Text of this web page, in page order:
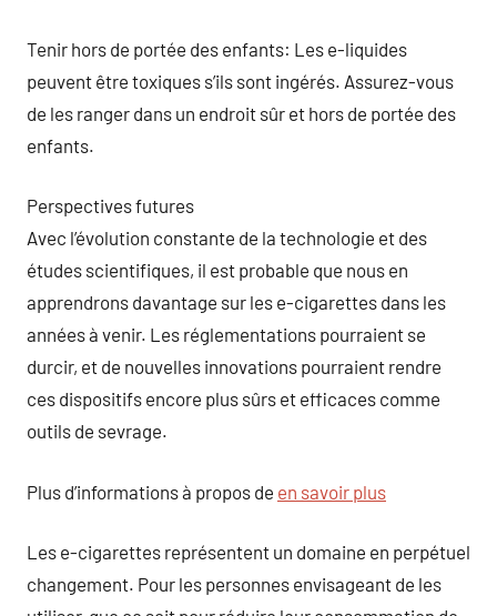
Tenir hors de portée des enfants: Les e-liquides
peuvent être toxiques s’ils sont ingérés. Assurez-vous
de les ranger dans un endroit sûr et hors de portée des
enfants.
Perspectives futures
Avec l’évolution constante de la technologie et des
études scientifiques, il est probable que nous en
apprendrons davantage sur les e-cigarettes dans les
années à venir. Les réglementations pourraient se
durcir, et de nouvelles innovations pourraient rendre
ces dispositifs encore plus sûrs et efficaces comme
outils de sevrage.
Plus d’informations à propos de en savoir plus
Les e-cigarettes représentent un domaine en perpétuel
changement. Pour les personnes envisageant de les